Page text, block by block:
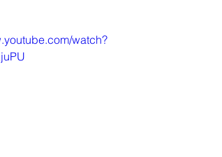
watch?